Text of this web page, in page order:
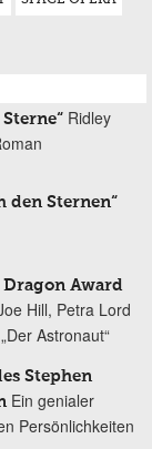
Ridley
den Sternen“
Award
Hill, Petra Lord
Astronaut“
Stephen
Ein genialer
Persönlichkeiten